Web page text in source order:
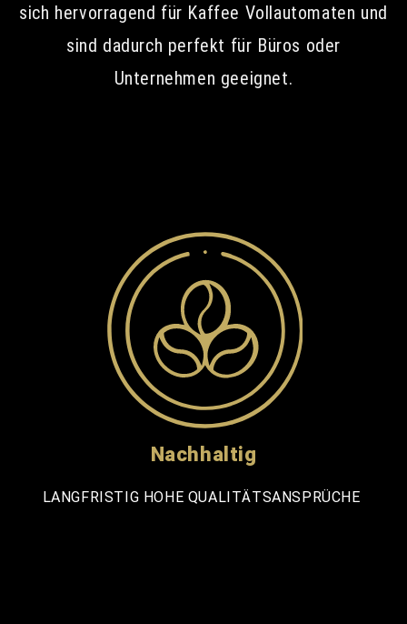
sich hervorragend für Kaffee Vollautomaten und
sind dadurch perfekt für Büros oder
Unternehmen geeignet.
Nachhaltig
LANGFRISTIG HOHE QUALITÄTSANSPRÜCHE